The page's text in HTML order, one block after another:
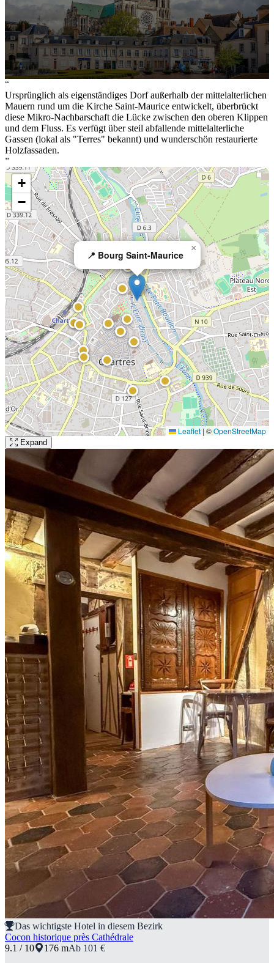
“
Ursprünglich als eigenständiges Dorf außerhalb der mittelalterlichen
Mauern rund um die Kirche Saint-Maurice entwickelt, überbrückt
diese Mikro-Nachbarschaft die Lücke zwischen den oberen Klippen
und dem Fluss. Es verfügt über steil abfallende mittelalterliche
Gassen (lokal als "Terres" bekannt) und wunderschön restaurierte
Holzfassaden.
”
📍 Bourg Saint-Maurice
×
+
−
Leaflet| ©OpenStreetMap
Expand
Das wichtigste Hotel in diesem Bezirk
Cocon historique près Cathédrale
9.1 / 10
176 mAb 101 €